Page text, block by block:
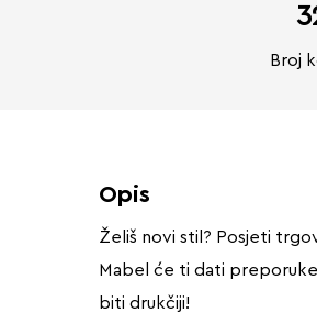
Broj
Opis
Želiš novi stil? Posjeti
Mabel će ti dati
biti drukčiji!